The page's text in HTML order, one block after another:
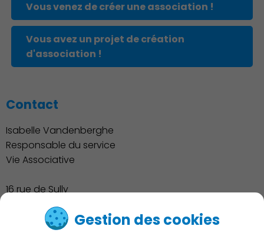
Gestion des cookies
Publication des actes
Vous venez de créer une association !
Vous avez un projet de création
d'association !
Contact
Isabelle Vandenberghe
Responsable du service
Vie Associative
16 rue de Sully
Tél. : 01.46.76.47.55
associations@charenton.fr